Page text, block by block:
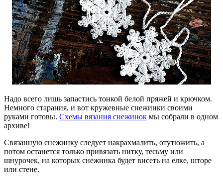
Надо всего лишь запастись тонкой белой пряжей и крючком.
Немного старания, и вот кружевные снежинки своими
руками готовы. Схемы вязания снежинок мы собрали в одном
архиве!
Связанную снежинку следует накрахмалить, отутюжить, а
потом останется только привязать нитку, тесьму или
шнурочек, на которых снежинка будет висеть на елке, шторе
или стене.